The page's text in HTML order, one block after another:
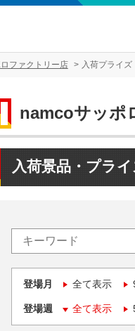
ファクトリー店 入荷プライズ
namcoサッポ
入荷景品・プラ
登場月 全て表示
登場週 全て表示